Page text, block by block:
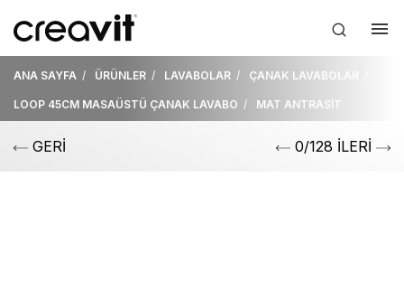
ANA SAYFA ÜRÜNLER LAVABOLAR ÇANAK LAVABOLAR
LOOP 45CM MASAÜSTÜ ÇANAK LAVABO MAT ANTRASİT
GERİ 0/128 İLERİ